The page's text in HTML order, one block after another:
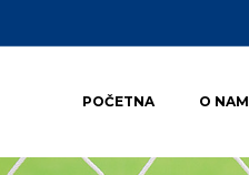
POČETNA O